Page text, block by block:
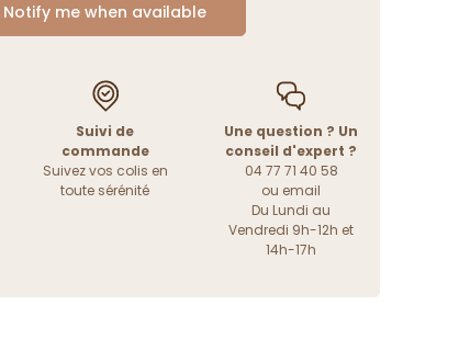
Notify me when available
Suivi de
commande
Suivez vos colis en
toute sérénité
Une question ? Un
conseil d'expert ?
04 77 71 40 58
ou email
Du Lundi au
Vendredi 9h-12h et
14h-17h